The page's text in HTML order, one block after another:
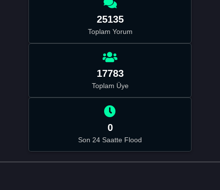
25135
Toplam Yorum
17783
Toplam Üye
0
Son 24 Saatte Flood